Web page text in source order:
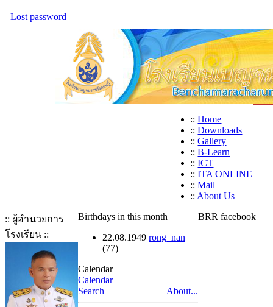
| Lost password
:: Home
:: Downloads
:: Gallery
:: B-Learn
:: ICT
:: ITA ONLINE
:: Mail
:: About Us
:: ผู้อำนวยการ
โรงเรียน ::
Birthdays in this month
22.08.1949 rong_nan
(77)
Calendar
Calendar |
Search
About...
BRR facebook